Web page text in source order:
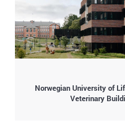
Norwegian University of
Veterinary